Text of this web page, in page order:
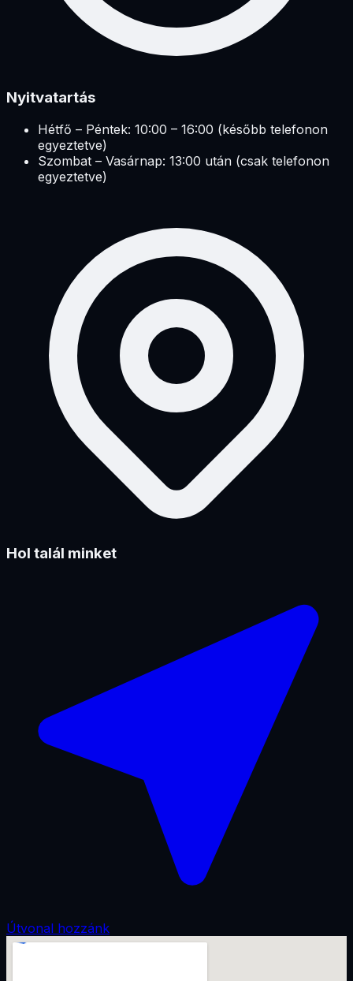
Nyitvatartás
Hétfő – Péntek: 10:00 – 16:00 (később telefonon
egyeztetve)
Szombat – Vasárnap: 13:00 után (csak telefonon
egyeztetve)
Hol talál minket
Útvonal hozzánk